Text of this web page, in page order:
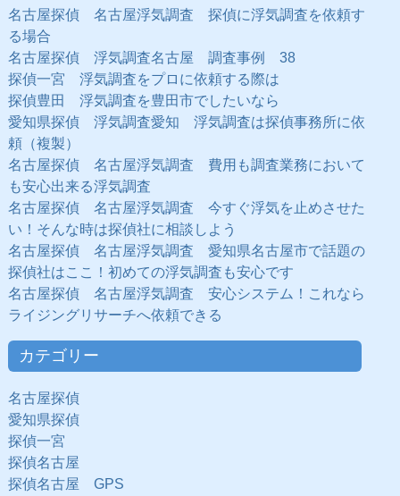
名古屋探偵 名古屋浮気調査 探偵に浮気調査を依頼す
る場合
名古屋探偵 浮気調査名古屋 調査事例 38
探偵一宮 浮気調査をプロに依頼する際は
探偵豊田 浮気調査を豊田市でしたいなら
愛知県探偵 浮気調査愛知 浮気調査は探偵事務所に依
頼（複製）
名古屋探偵 名古屋浮気調査 費用も調査業務において
も安心出来る浮気調査
名古屋探偵 名古屋浮気調査 今すぐ浮気を止めさせた
い！そんな時は探偵社に相談しよう
名古屋探偵 名古屋浮気調査 愛知県名古屋市で話題の
探偵社はここ！初めての浮気調査も安心です
名古屋探偵 名古屋浮気調査 安心システム！これなら
ライジングリサーチへ依頼できる
カテゴリー
名古屋探偵
愛知県探偵
探偵一宮
探偵名古屋
探偵名古屋 GPS